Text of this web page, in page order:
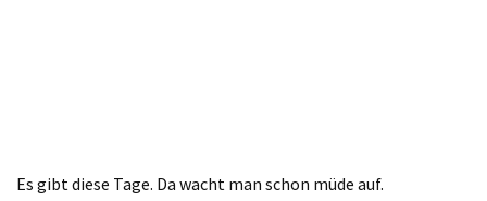
Es gibt diese Tage. Da wacht man schon müde auf.